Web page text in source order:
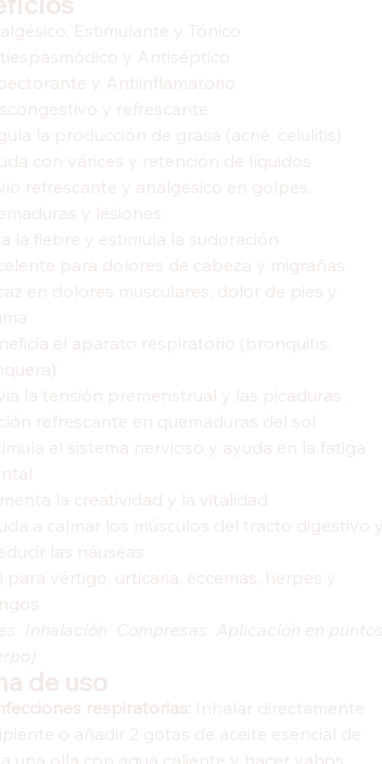
Estimulante y Tónico
y Antiséptico
y Antiinflamatorio
y refrescante
la producción de grasa (acné, celulitis)
con várices y retención de líquidos
refrescante y analgésico en golpes,
y lesiones
la fiebre y estimula la sudoración
para dolores de cabeza y migrañas
en dolores musculares, dolor de pies y
el aparato respiratorio (bronquitis,
la tensión premenstrual y las picaduras
refrescante en quemaduras del sol
el sistema nervioso y ayuda en la fatiga
la creatividad y la vitalidad
a calmar los músculos del tracto digestivo y
las náuseas
para vértigo, urticaria, eccemas, herpes y
 Inhalación  Compresas  Aplicación en puntos
de uso
respiratorias: Inhalar directamente
o añadir 2 gotas de aceite esencial de